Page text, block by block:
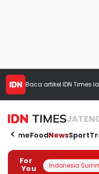
Baca artikel IDN Times
HomeFoodNewsSport
For
You
Indonesia